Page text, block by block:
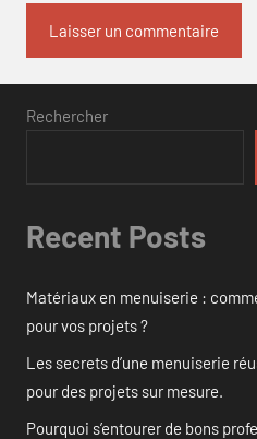
Rechercher
Recent Posts
Matériaux en menuiserie :
pour vos projets ?
Les secrets d’une menuiserie
pour des projets sur mesure.
Pourquoi s’entourer de bons